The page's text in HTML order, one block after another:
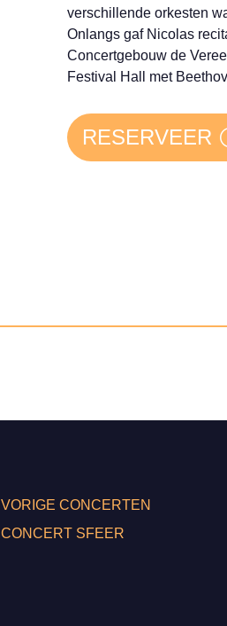
verschillende orkesten
Onlangs gaf Nicolas
Concertgebouw de
Festival Hall met
RESERVEER
VORIGE CONCERTEN
CONCERT SFEER